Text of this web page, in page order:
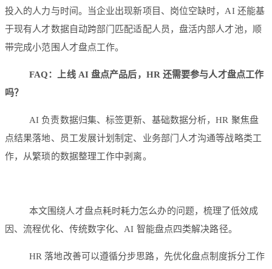
投入的人力与时间。当企业出现新项目、岗位空缺时，AI 还能基
于现有人才数据自动跨部门匹配适配人员，盘活内部人才池，顺
带完成小范围人才盘点工作。
FAQ：上线 AI 盘点产品后，HR 还需要参与人才盘点工作
吗？
AI 负责数据归集、标签更新、基础数据分析，HR 聚焦盘
点结果落地、员工发展计划制定、业务部门人才沟通等战略类工
作，从繁琐的数据整理工作中剥离。
本文围绕人才盘点耗时耗力怎么办的问题，梳理了低效成
因、流程优化、传统数字化、AI 智能盘点四类解决路径。
HR 落地改善可以遵循分步思路，先优化盘点制度拆分工作